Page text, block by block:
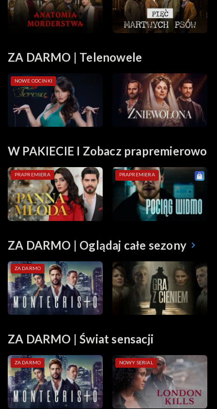
ZA DARMO | Telenowele
NOWE ODCINKI
W PAKIECIE I Zobacz prapremierowo
PRAPREMIERA PRAPREMIERA
ZA DARMO | Oglądaj całe sezony
ZA DARMO
ZA DARMO | Świat sensacji
ZA DARMO NOWY SERIAL